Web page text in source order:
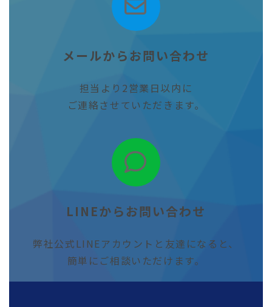
メールからお問い合わせ
担当より2営業日以内に
ご連絡させていただきます。
LINEからお問い合わせ
弊社公式LINEアカウントと友達になると、
簡単にご相談いただけます。